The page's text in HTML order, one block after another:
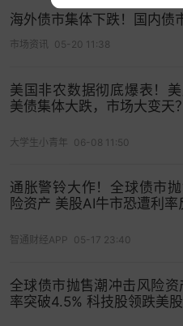
定价更高的期限溢价。”
全球债市也有“9月魔咒”
颇为值得一提的是，财
称是美股最为凶险的一
月魔咒”现象，在全球债
政府债券在9月份的跌幅
最差的月份。
海外债市集体下跌！国内债
市场资讯 05-20 11:38
美国非农数据彻底爆表！美
美债集体大跌，市场大变天？
大学生小青年 06-08 11:50
通胀警铃大作！全球债市
险资产 美股AI牛市恐遭利率
智通财经APP 05-17 23:40
全球债市抛售潮冲击风险资
率突破4.5% 科技股领跌美股